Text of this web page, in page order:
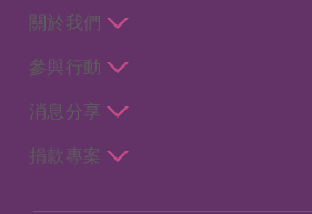
關於我們
參與行動
消息分享
捐款專案